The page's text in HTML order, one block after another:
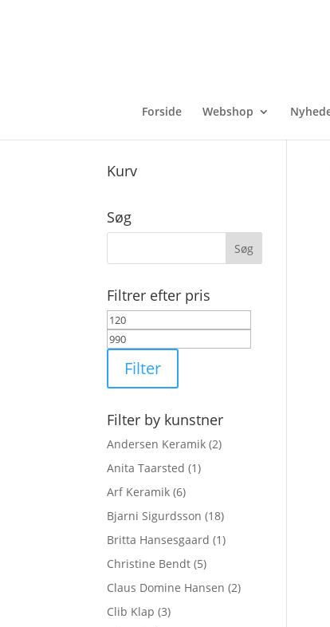
Forside Webshop
Kurv
Søg
Filtrer efter pris
Mindste
pris
Filter
Filter by kunstner
Andersen Keramik (2)
Anita Taarsted (1)
Arf Keramik (6)
Bjarni Sigurdsson (18)
Britta Hansesgaard (1)
Christine Bendt (5)
Claus Domine Hansen (2)
Clib Klap (3)